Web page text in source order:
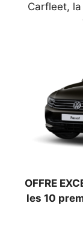
Carfleet,
OFFRE
les 10